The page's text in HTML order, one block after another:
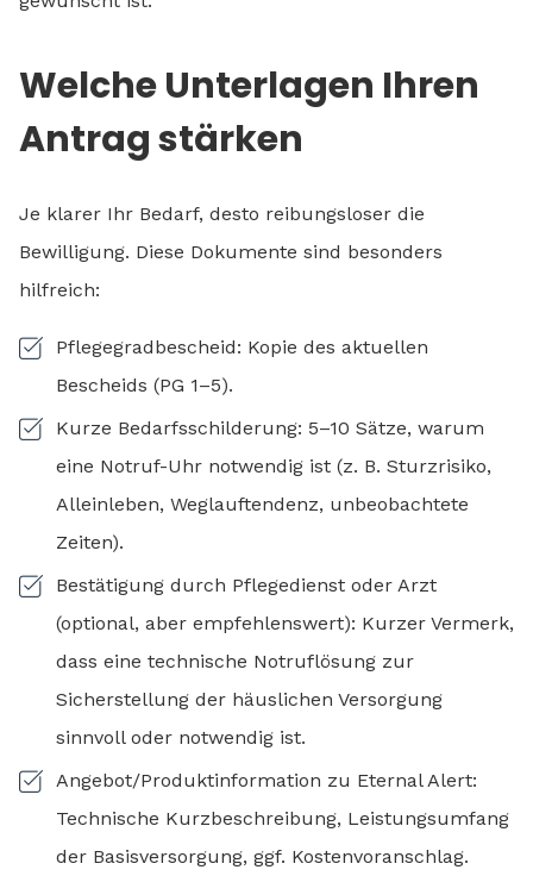
Welche Unterlagen Ihren
Antrag stärken
Je klarer Ihr Bedarf, desto reibungsloser die
Bewilligung. Diese Dokumente sind besonders
hilfreich:
Pflegegradbescheid: Kopie des aktuellen
Bescheids (PG 1–5).
Kurze Bedarfsschilderung: 5–10 Sätze, warum
eine Notruf-Uhr notwendig ist (z. B. Sturzrisiko,
Alleinleben, Weglauftendenz, unbeobachtete
Zeiten).
Bestätigung durch Pflegedienst oder Arzt
(optional, aber empfehlenswert): Kurzer Vermerk,
dass eine technische Notruflösung zur
Sicherstellung der häuslichen Versorgung
sinnvoll oder notwendig ist.
Angebot/Produktinformation zu Eternal Alert:
Technische Kurzbeschreibung, Leistungsumfang
der Basisversorgung, ggf. Kostenvoranschlag.